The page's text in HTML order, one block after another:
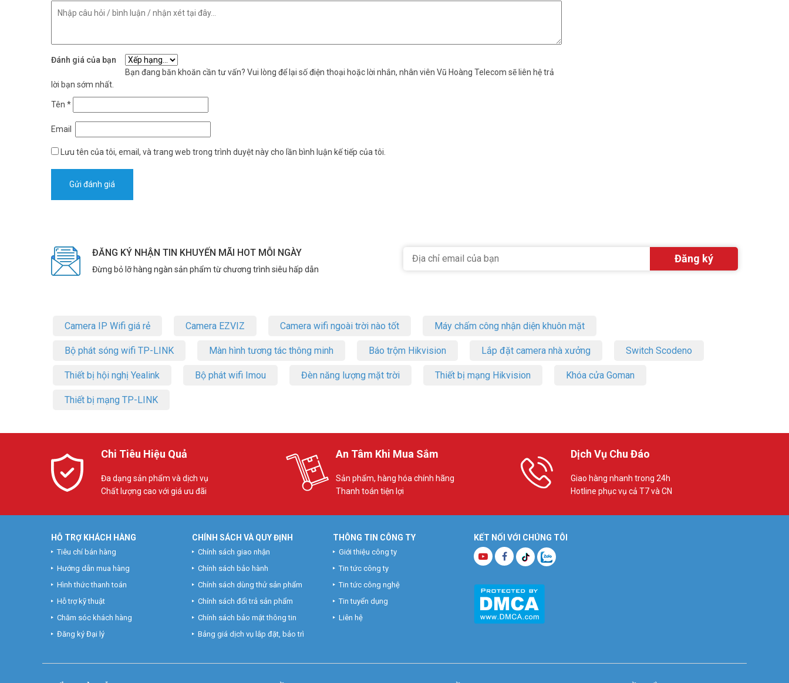
Đánh giá của bạn
Bạn đang băn khoăn cần tư vấn? Vui lòng để lại số điện thoại hoặc lời nhắn, nhân viên Vũ Hoàng Telecom sẽ liên hệ trả
lời bạn sớm nhất.
Tên *
Email
Lưu tên của tôi, email, và trang web trong trình duyệt này cho lần bình luận kế tiếp của tôi.
ĐĂNG KÝ NHẬN TIN KHUYẾN MÃI HOT MỖI NGÀY
Đừng bỏ lỡ hàng ngàn sản phẩm từ chương trình siêu hấp dẫn
Camera IP Wifi giá rẻ Camera EZVIZ Camera wifi ngoài trời nào tốt Máy chấm công nhận diện khuôn mặt
Bộ phát sóng wifi TP-LINK Màn hình tương tác thông minh Báo trộm Hikvision Lắp đặt camera nhà xưởng Switch Scodeno
Thiết bị hội nghị Yealink Bộ phát wifi Imou Đèn năng lượng mặt trời Thiết bị mạng Hikvision Khóa cửa Goman
Thiết bị mạng TP-LINK
Chi Tiêu Hiệu Quả
Đa dạng sản phẩm và dịch vụ
Chất lượng cao với giá ưu đãi
An Tâm Khi Mua Sắm
Sản phẩm, hàng hóa chính hãng
Thanh toán tiện lợi
Dịch Vụ Chu Đáo
Giao hàng nhanh trong 24h
Hotline phục vụ cả T7 và CN
KẾT NỐI VỚI CHÚNG TÔI
HỖ TRỢ KHÁCH HÀNG
Tiêu chí bán hàng
Hướng dẫn mua hàng
Hình thức thanh toán
Hỗ trợ kỹ thuật
Chăm sóc khách hàng
Đăng ký Đại lý
CHÍNH SÁCH VÀ QUY ĐỊNH
Chính sách giao nhận
Chính sách bảo hành
Chính sách dùng thử sản phẩm
Chính sách đổi trả sản phẩm
Chính sách bảo mật thông tin
Bảng giá dịch vụ lắp đặt, bảo trì
THÔNG TIN CÔNG TY
Giới thiệu công ty
Tin tức công ty
Tin tức công nghệ
Tin tuyển dụng
Liên hệ